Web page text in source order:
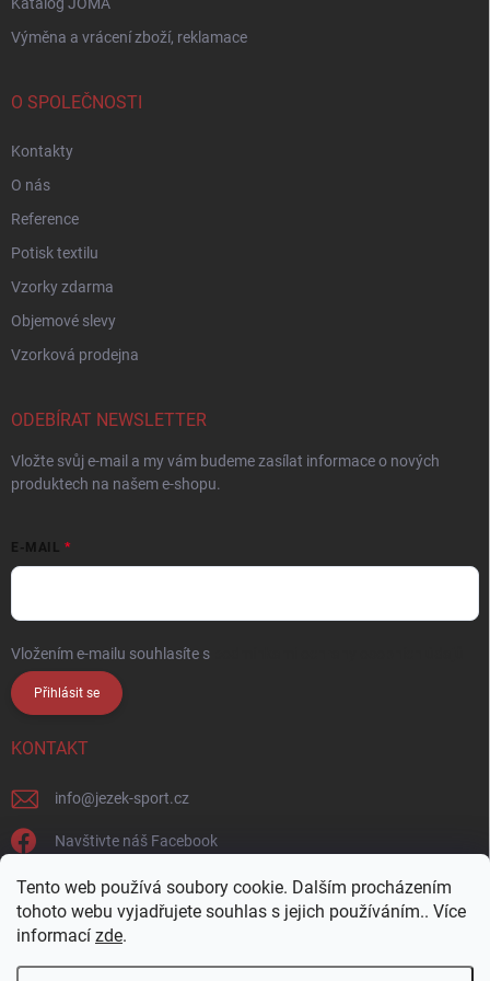
Tento web používá soubory cookie. Dalším procházením
tohoto webu vyjadřujete souhlas s jejich používáním.. Více
informací zde.
Výměna a vrácení zboží, reklamace
O SPOLEČNOSTI
Kontakty
O nás
Reference
Potisk textilu
Vzorky zdarma
Objemové slevy
Vzorková prodejna
ODEBÍRAT NEWSLETTER
Vložte svůj e-mail a my vám budeme zasílat informace o nových
produktech na našem e-shopu.
E-MAIL
Vložením e-mailu souhlasíte s
Přihlásit se
KONTAKT
info@jezek-sport.cz
Navštivte náš Facebook
jezek_sport_np/